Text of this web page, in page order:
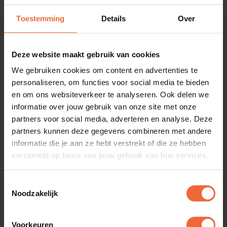
Toestemming Details Over
Deze website maakt gebruik van cookies
We gebruiken cookies om content en advertenties te
personaliseren, om functies voor social media te bieden
en om ons websiteverkeer te analyseren. Ook delen we
informatie over jouw gebruik van onze site met onze
partners voor social media, adverteren en analyse. Deze
partners kunnen deze gegevens combineren met andere
informatie die je aan ze hebt verstrekt of die ze hebben
verzameld op basis van jouw gebruik van hun services.
Noodzakelijk
Voorkeuren
meer!
3. QR-bestellen populair, veilig én
effectief!
QR-bestellen is een van de nieuwste technische
ontwikkelingen in de horeca: gasten nemen plaats
aan tafel of aan de bar, scannen een specialeQR-
codeop een sticker of een bordje, en komen zo op
je bestelwebsite. Hier kiezen ze in alle rust hun
keuken of bar, deze gaat aan de slag en kan